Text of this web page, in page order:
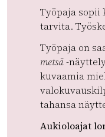
Työpaja sopii
tarvita.
Työpaja on
metsä-
kuvaamia
tahansa
Aukioloajat